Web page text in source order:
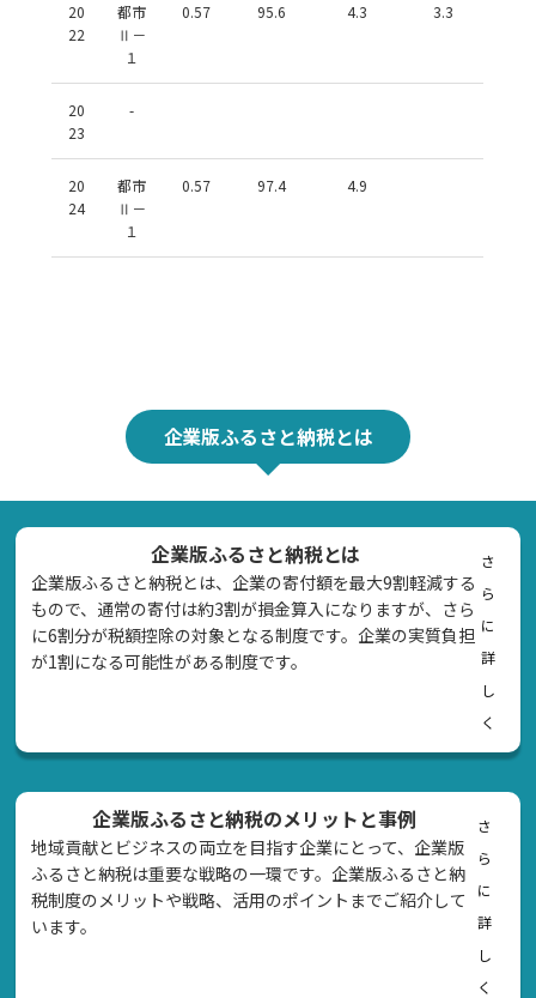
20
22
都市
Ⅱ－
１
0.57 95.6 4.3 3.3
20
23
-
20
24
都市
Ⅱ－
１
0.57 97.4 4.9
企業版ふるさと納税とは
企業版ふるさと納税とは
企業版ふるさと納税とは、企業の寄付額を最大9割軽減する
もので、通常の寄付は約3割が損金算入になりますが、さら
に6割分が税額控除の対象となる制度です。企業の実質負担
が1割になる可能性がある制度です。
さ
ら
に
詳
し
く
企業版ふるさと納税のメリットと事例
地域貢献とビジネスの両立を目指す企業にとって、企業版
ふるさと納税は重要な戦略の一環です。企業版ふるさと納
税制度のメリットや戦略、活用のポイントまでご紹介して
います。
さ
ら
に
詳
し
く